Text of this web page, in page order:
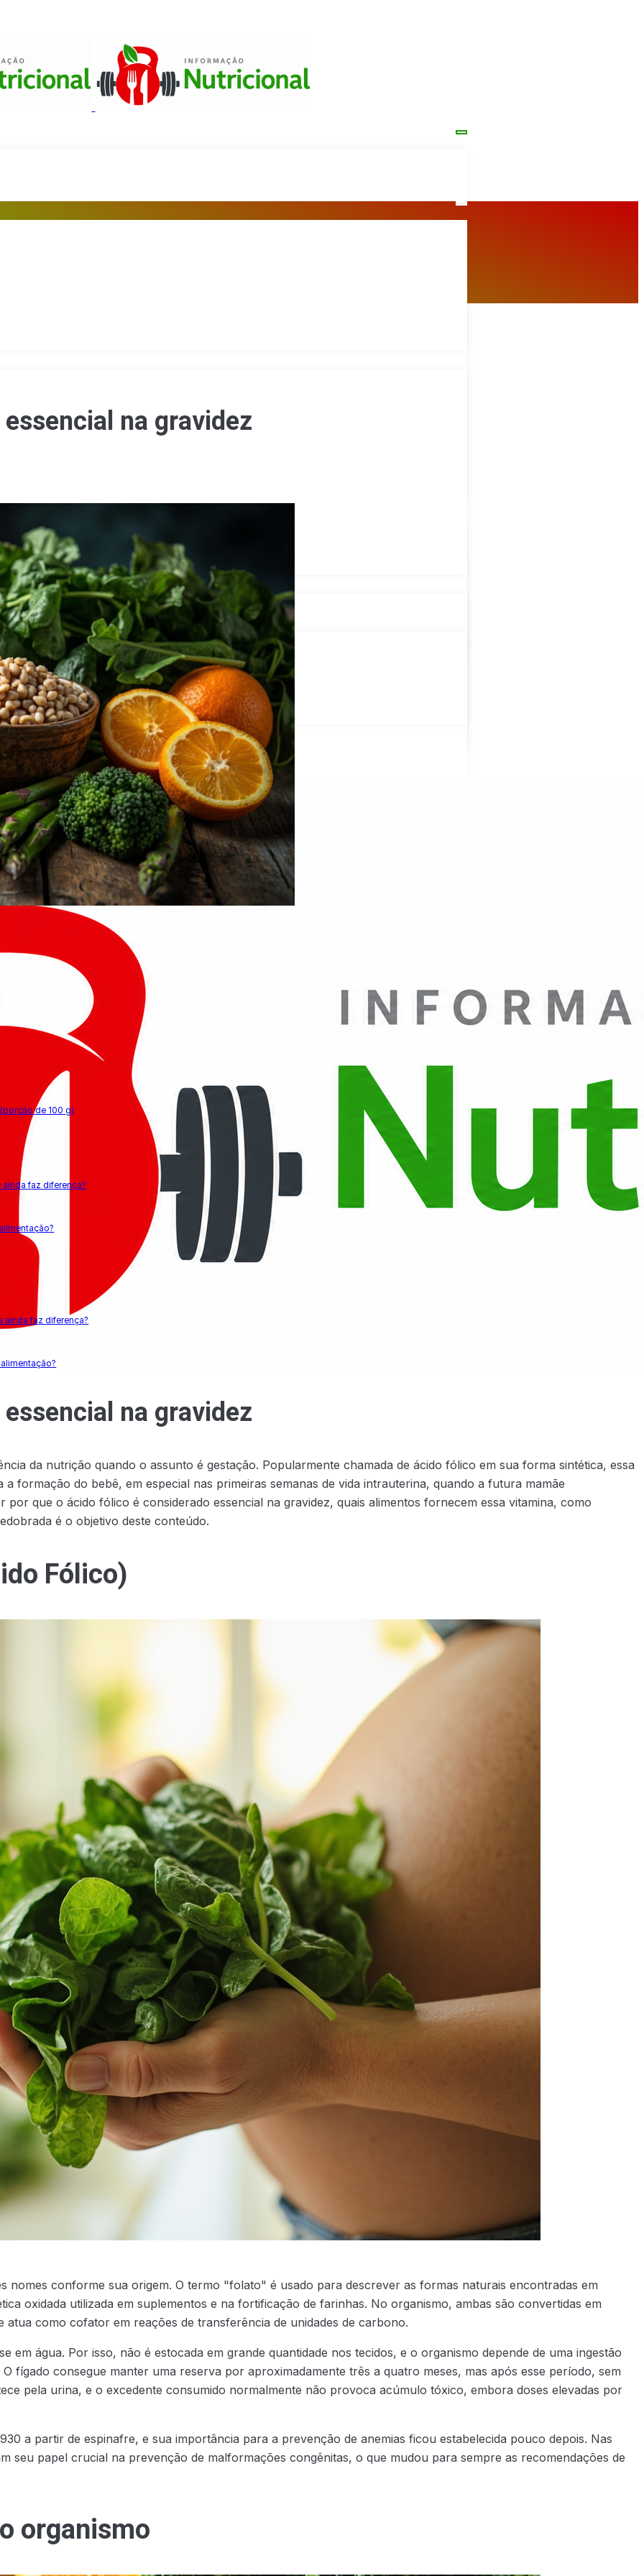
na gravidez
de 100 g)
faz diferença?
faz diferença?
na gravidez
da nutrição quando o assunto é gestação. Popularmente chamada de ácido fólico em sua forma sintética, essa
formação do bebê, em especial nas primeiras semanas de vida intrauterina, quando a futura mamãe
por que o ácido fólico é considerado essencial na gravidez, quais alimentos fornecem essa vitamina, como
é o objetivo deste conteúdo.
Fólico)
nomes conforme sua origem. O termo "folato" é usado para descrever as formas naturais encontradas em
oxidada utilizada em suplementos e na fortificação de farinhas. No organismo, ambas são convertidas em
como cofator em reações de transferência de unidades de carbono.
em água. Por isso, não é estocada em grande quantidade nos tecidos, e o organismo depende de uma ingestão
fígado consegue manter uma reserva por aproximadamente três a quatro meses, mas após esse período, sem
pela urina, e o excedente consumido normalmente não provoca acúmulo tóxico, embora doses elevadas por
a partir de espinafre, e sua importância para a prevenção de anemias ficou estabelecida pouco depois. Nas
seu papel crucial na prevenção de malformações congênitas, o que mudou para sempre as recomendações de
organismo